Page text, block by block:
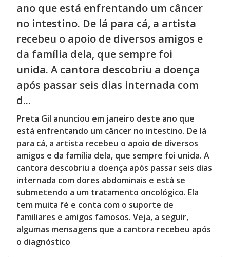
ano que está enfrentando um câncer
no intestino. De lá para cá, a artista
recebeu o apoio de diversos amigos e
da família dela, que sempre foi
unida. A cantora descobriu a doença
após passar seis dias internada com
d...
Preta Gil anunciou em janeiro deste ano que
está enfrentando um câncer no intestino. De lá
para cá, a artista recebeu o apoio de diversos
amigos e da família dela, que sempre foi unida. A
cantora descobriu a doença após passar seis dias
internada com dores abdominais e está se
submetendo a um tratamento oncológico. Ela
tem muita fé e conta com o suporte de
familiares e amigos famosos. Veja, a seguir,
algumas mensagens que a cantora recebeu após
o diagnóstico